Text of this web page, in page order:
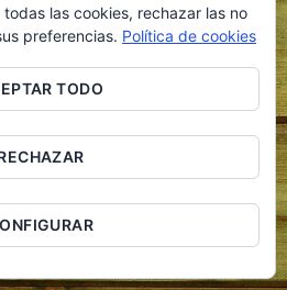
las cookies, rechazar las no
preferencias. Política de cookies
TODO